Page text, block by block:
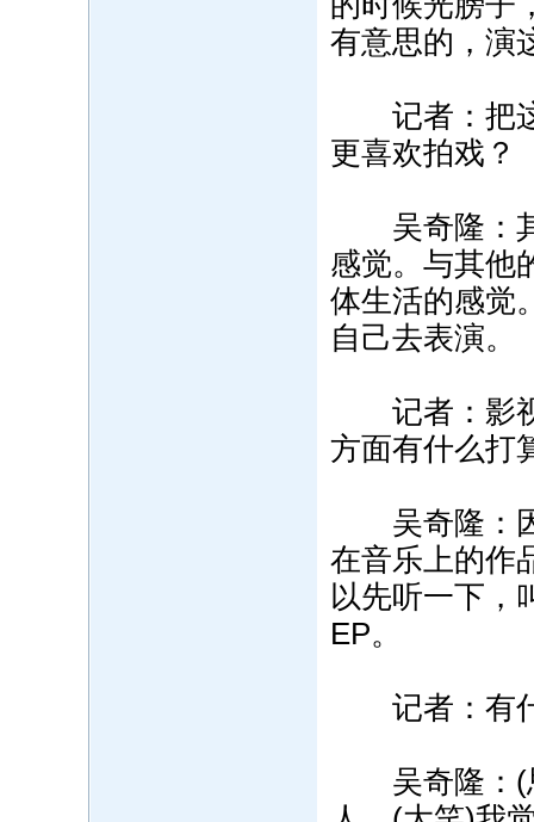
有意思的，演
记者：把这
更喜欢拍戏？
吴奇隆：其
感觉。与其他
体生活的感觉
自己去表演。
记者：影视
方面有什么打
吴奇隆：因
在音乐上的作
以先听一下，
EP。
记者：有什
吴奇隆：(